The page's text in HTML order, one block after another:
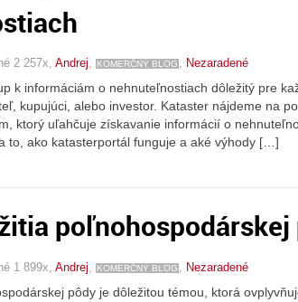
2 257x, Andrej, KOMERČNÝ BLOG , Nezaradené
k informáciám o nehnuteľnostiach dôležitý pre
kupujúci, alebo investor. Kataster nájdeme na
ktorý uľahčuje získavanie informácií o
to, ako katasterportál funguje a aké výhody […]
poľnohospodárskej
1 899x, Andrej KOMERČNÝ BLOG Nezaradené
pôdy je dôležitou témou, ktorá